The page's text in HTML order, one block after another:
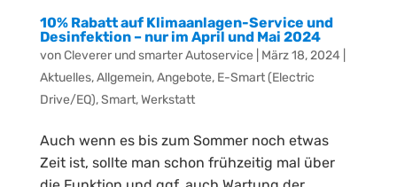
10% Rabatt auf Klimaanlagen-Service und
Desinfektion – nur im April und Mai 2024
vonCleverer und smarter Autoservice März 18, 2024
Aktuelles,Allgemein,Angebote, E-Smart (Electric
Drive/EQ),Smart,Werkstatt
Auch wenn es bis zum Sommer noch etwas
Zeit ist, sollte man schon frühzeitig mal über